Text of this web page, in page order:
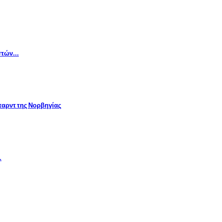
της Νορβηγίας